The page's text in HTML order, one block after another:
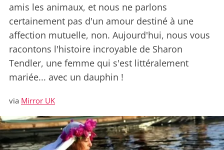
amis les animaux, et nous ne parlons
certainement pas d'un amour destiné à une
affection mutuelle, non. Aujourd'hui, nous vous
racontons l'histoire incroyable de Sharon
Tendler, une femme qui s'est littéralement
mariée... avec un dauphin !
via Mirror UK